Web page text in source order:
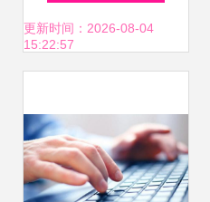
展望
更新时间：2026-08-04
15:22:57